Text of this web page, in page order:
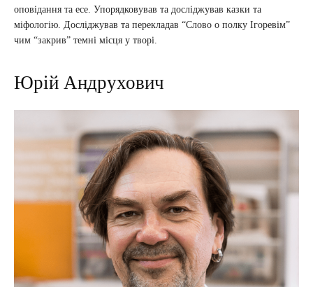
оповідання та есе. Упорядковував та досліджував казки та
міфологію. Досліджував та перекладав “Слово о полку Ігоревім”
чим “закрив” темні місця у творі.
Юрій Андрухович